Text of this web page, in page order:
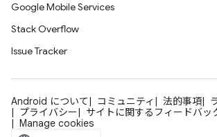
Google Mobile Services
Stack Overflow
Issue Tracker
Android について コミュニティ 法的事項
プライバシー
サイトに関するフィードバッ
Manage cookies